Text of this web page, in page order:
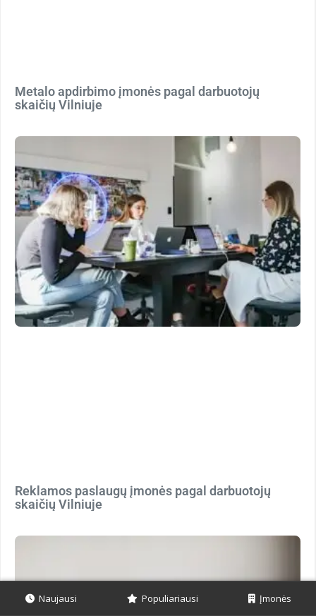
Metalo apdirbimo įmonės pagal darbuotojų
skaičių Vilniuje
Reklamos paslaugų įmonės pagal darbuotojų
skaičių Vilniuje
Naujausi Populiariausi Įmonės